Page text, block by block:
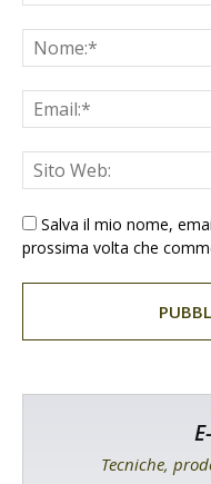
Salva il mio nome,
prossima volta che
Tecniche,